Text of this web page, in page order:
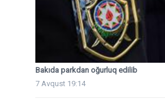
Bakıda parkdan oğurluq edilib
7 Avqust 19:14